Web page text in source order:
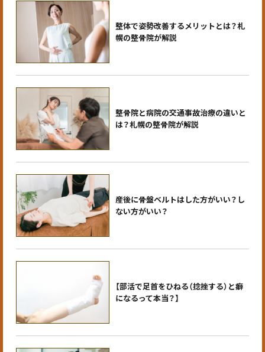
整体で姿勢改善するメリットとは？札
幌の整骨院が解説
整骨院と病院の交通事故治療の違いと
は？札幌の整骨院が解説
産後に骨盤ベルトはした方がいい？し
ない方がいい？
【部活で足首をひねる（捻挫する）と癖
になるって本当？】